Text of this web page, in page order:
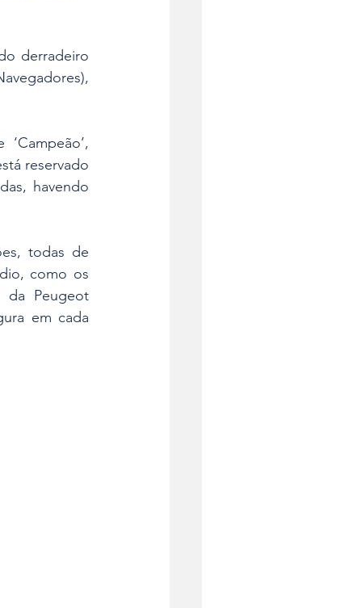
derradeiro
reservado
havendo
todas de
como os
da Peugeot
em cada